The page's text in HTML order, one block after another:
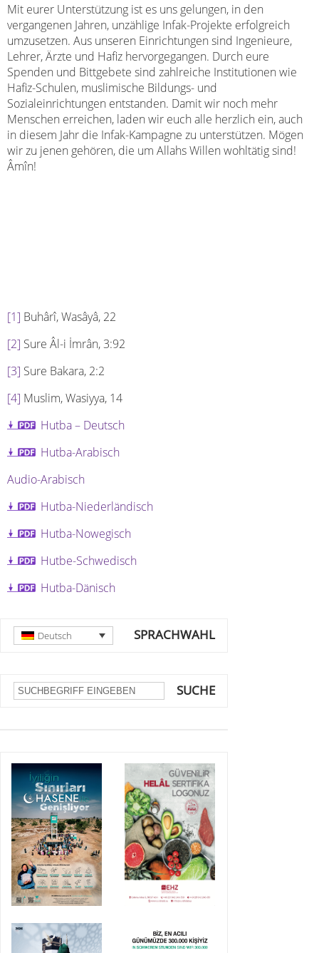
Mit eurer Unterstützung ist es uns gelungen, in den
vergangenen Jahren, unzählige Infak-Projekte erfolgreich
umzusetzen. Aus unseren Einrichtungen sind Ingenieure,
Lehrer, Ärzte und Hafiz hervorgegangen. Durch eure
Spenden und Bittgebete sind zahlreiche Institutionen wie
Hafiz-Schulen, muslimische Bildungs- und
Sozialeinrichtungen entstanden. Damit wir noch mehr
Menschen erreichen, laden wir euch alle herzlich ein, auch
in diesem Jahr die Infak-Kampagne zu unterstützen. Mögen
wir zu jenen gehören, die um Allahs Willen wohltätig sind!
Âmîn!
[1] Buhârî, Wasâyâ, 22
[2] Sure Âl-i İmrân, 3:92
[3] Sure Bakara, 2:2
[4] Muslim, Wasiyya, 14
Hutba – Deutsch
Hutba-Arabisch
Audio-Arabisch
Hutba-Niederländisch
Hutba-Nowegisch
Hutbe-Schwedisch
Hutba-Dänisch
SPRACHWAHL
Deutsch
SUCHE